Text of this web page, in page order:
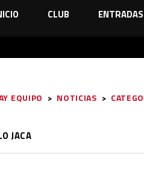
CLUB ENTRADAS
EQUIPO > NOTICIAS >
JACA